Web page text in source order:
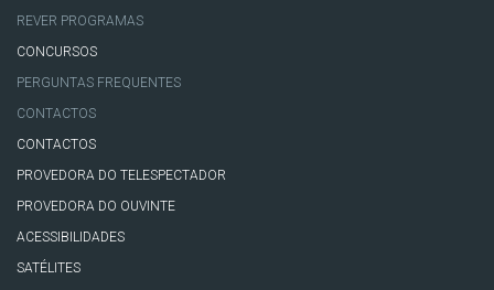
REVER PROGRAMAS
CONCURSOS
PERGUNTAS FREQUENTES
CONTACTOS
CONTACTOS
PROVEDORA DO TELESPECTADOR
PROVEDORA DO OUVINTE
ACESSIBILIDADES
SATÉLITES